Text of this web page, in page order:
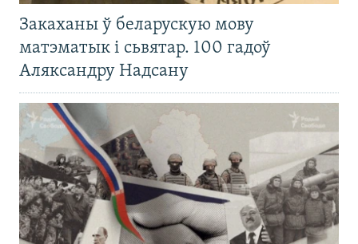
Закаханы ў беларускую мову
матэматык і сьвятар. 100 гадоў
Аляксандру Надсану